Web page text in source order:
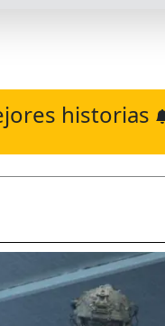
historias